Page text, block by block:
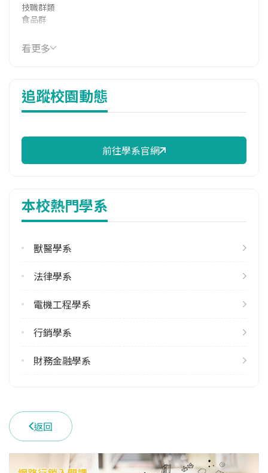
技職群類
食品群
114年學費
17,003 元/學期
10,649 元/學期
114年註冊率
113學年度下學期
修輔系人數
113學年度上學期
2
雙主修人數
113學年度下學期
(04)22840385 #2020
學系地址
臺中市南區興大路145號
看更多
追蹤校園動態
前往學系官網
本校熱門學系
獸醫學系
法律學系
電機工程學系
行銷學系
財務金融學系
返回